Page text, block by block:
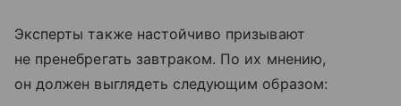
Эксперты также настойчиво призывают
не пренебрегать завтраком. По их мнению,
он должен выглядеть следующим образом: